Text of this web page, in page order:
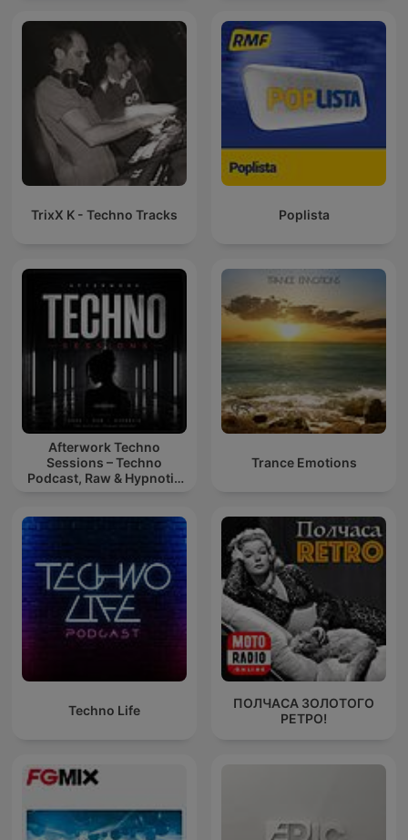
Dance Musi
TrixX K - Techno Tracks Poplista
Afterwork Techno
Sessions – Techno
Podcast, Raw & Hypnotic
Trance Emotions
Techno Life
ПОЛЧАСА ЗОЛОТОГО
РЕТРО!